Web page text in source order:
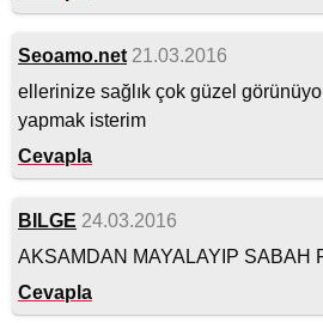
Seoamo.net 21.03.2016
ellerinize sağlık çok güzel
yapmak isterim
Cevapla
BILGE 24.03.2016
AKSAMDAN MAYALAYIP SABAH
Cevapla